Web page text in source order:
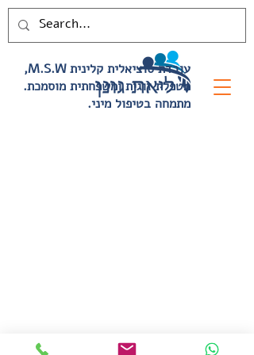
,M.S.W עובדת סוציאלית קלינית
.מטפלת זוגית ומשפחתית מוסמכת
.מתמחה בטיפול מיני